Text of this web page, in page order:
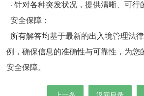
· 针对各种突发状况，提供清晰、可行
安全保障：
所有解答均基于最新的出入境管理法
例，确保信息的准确性与可靠性，为您
安全保障。